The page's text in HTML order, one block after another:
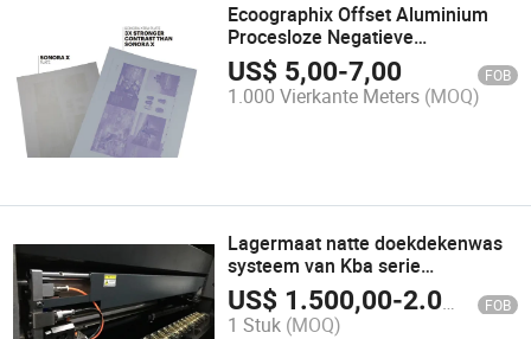
Ecoographix Offset Aluminium
Procesloze Negatieve
Thermische CTP Drukplaat
US$ 5,00-7,00 FOB
1.000 Vierkante Meters (MOQ)
Lagermaat natte doekdekenwas
systeem van Kba serie
offsetdrukker
US$ 1.500,00-2.000,00 FOB
1 Stuk (MOQ)